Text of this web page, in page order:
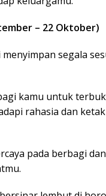
– 22 Oktober)
menyimpan segala
kamu untuk
rahasia dan
pada berbagi